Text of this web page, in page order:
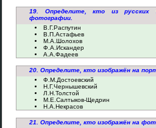
19. Определите, кто из русских
фотографии.
В.Г.Распутин
В.П.Астафьев
М.А.Шолохов
Ф.А.Искандер
А.А.Фадеев
20. Определите, кто изображён на
Ф.М.Достоевский
Н.Г.Чернышевский
Л.Н.Толстой
М.Е.Салтыков-Щедрин
Н.А.Некрасов
21. Определите, кто изображён на